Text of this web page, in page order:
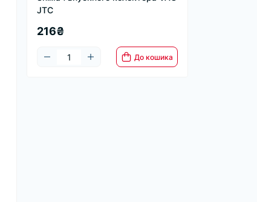
JTC
216₴
До кошика